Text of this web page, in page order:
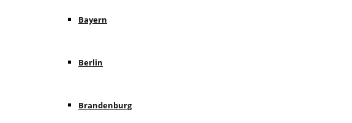
Bayern
Berlin
Brandenburg